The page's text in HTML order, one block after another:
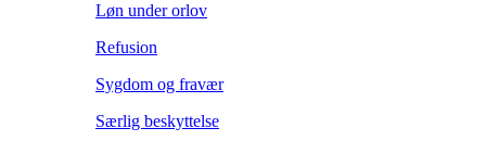
Løn under orlov
Refusion
Sygdom og fravær
Særlig beskyttelse